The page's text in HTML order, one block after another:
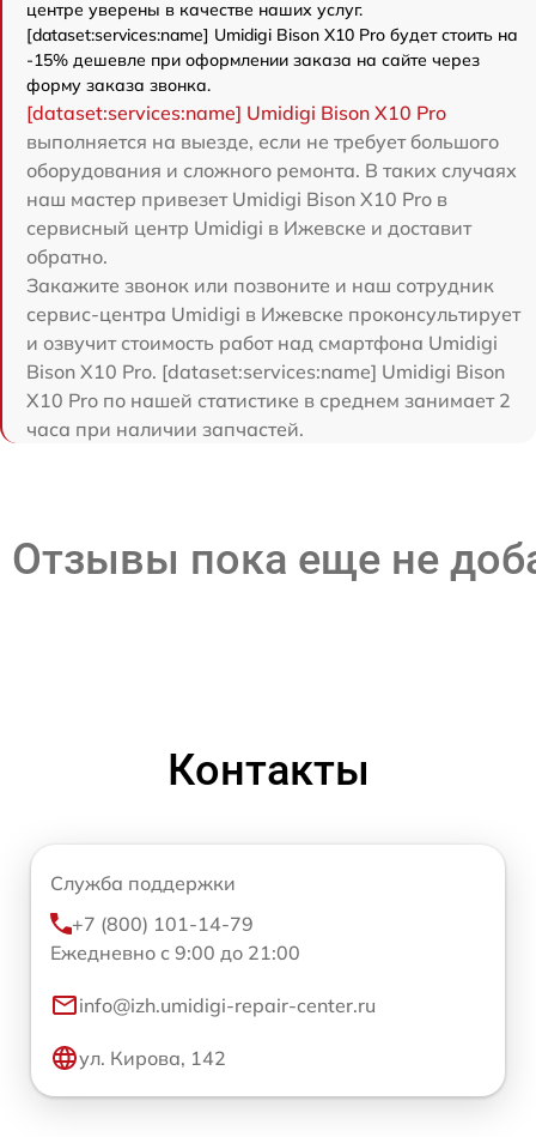
центре уверены в качестве наших услуг.
[dataset:services:name] Umidigi Bison X10 Pro будет стоить на
-15% дешевле при оформлении заказа на сайте через
форму заказа звонка.
[dataset:services:name] Umidigi Bison X10 Pro
выполняется на выезде, если не требует большого
оборудования и сложного ремонта. В таких случаях
наш мастер привезет Umidigi Bison X10 Pro в
сервисный центр Umidigi в Ижевске и доставит
обратно.
Закажите звонок или позвоните и наш сотрудник
сервис-центра Umidigi в Ижевске проконсультирует
и озвучит стоимость работ над смартфона Umidigi
Bison X10 Pro. [dataset:services:name] Umidigi Bison
X10 Pro по нашей статистике в среднем занимает 2
часа при наличии запчастей.
Отзывы пока еще не
Контакты
Служба поддержки
+7 (800) 101-14-79
Ежедневно с 9:00 до 21:00
info@izh.umidigi-repair-center.ru
ул. Кирова, 142